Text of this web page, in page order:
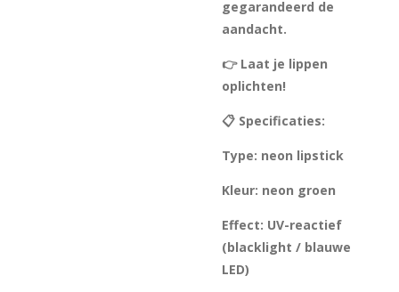
gegarandeerd de
aandacht.
👉 Laat je lippen
oplichten!
📋 Specificaties:
Type: neon lipstick
Kleur: neon groen
Effect: UV-reactief
(blacklight / blauwe
LED)